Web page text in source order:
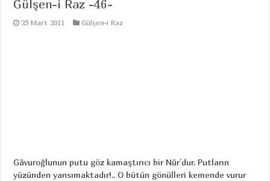
Gülşen-i Raz -46-
25 Mart 2011 Gülşen-i Raz
Gâvuroğlunun putu göz kamaştırıcı bir Nûr’dur, Putların
yüzünden yansımaktadır!.. O bütün gönülleri kemende vurur